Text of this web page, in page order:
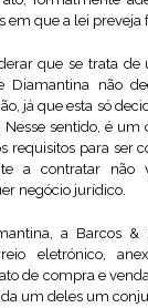
em que a lei preveja
que se trata de
Diamantina não
já que esta só
Nesse sentido, é
requisitos para ser
a contratar não
negócio jurídico.
a Barcos &
eletrónico,
de compra e
um deles um